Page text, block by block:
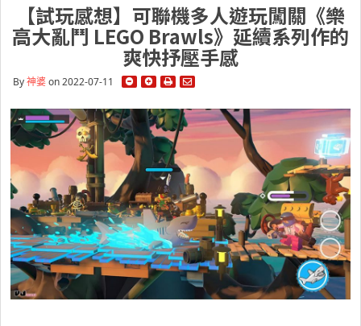
【試玩感想】可聯機多人遊玩闖關《樂
高大亂鬥 LEGO Brawls》延續系列作的
爽快抒壓手感
By神婆on 2022-07-11